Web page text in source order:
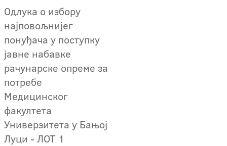
Одлука о избору
најповољнијег
понуђача у поступку
јавне набавке
рачунарске опреме за
потребе
Медицинског
факултета
Универзитета у Бањој
Луци - ЛОТ 1